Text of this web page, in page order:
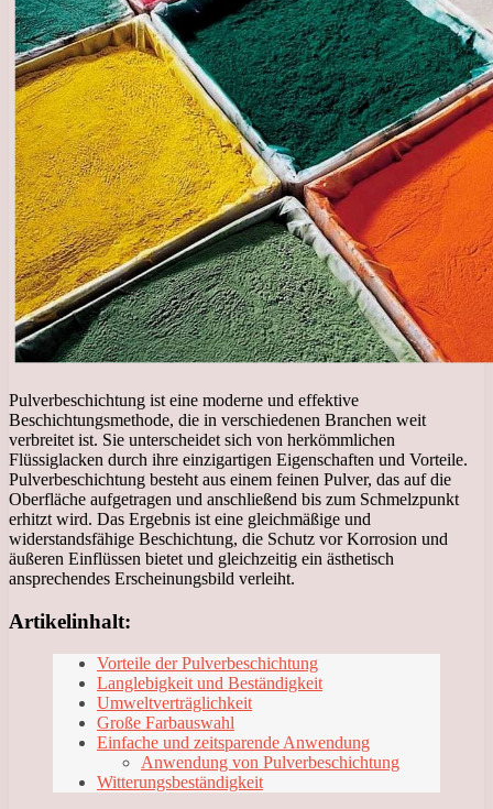
Pulverbeschichtung ist eine moderne und effektive
Beschichtungsmethode, die in verschiedenen Branchen weit
verbreitet ist. Sie unterscheidet sich von herkömmlichen
Flüssiglacken durch ihre einzigartigen Eigenschaften und Vorteile.
Pulverbeschichtung besteht aus einem feinen Pulver, das auf die
Oberfläche aufgetragen und anschließend bis zum Schmelzpunkt
erhitzt wird. Das Ergebnis ist eine gleichmäßige und
widerstandsfähige Beschichtung, die Schutz vor Korrosion und
äußeren Einflüssen bietet und gleichzeitig ein ästhetisch
ansprechendes Erscheinungsbild verleiht.
Artikelinhalt:
Vorteile der Pulverbeschichtung
Langlebigkeit und Beständigkeit
Umweltverträglichkeit
Große Farbauswahl
Einfache und zeitsparende Anwendung
Anwendung von Pulverbeschichtung
Witterungsbeständigkeit